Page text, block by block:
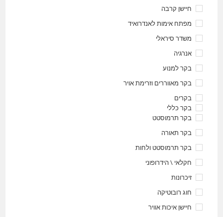
חיישן קרבה
מפתח אימות לאנדרואיד
משדר סיראלי
אנרגיה
בקר למנוע
בקר מאווררים וזרימת אויר
בקרים
בקר כללי
בקר תרמוסטט
בקר תאורה
בקר תרמוסטט ולחות
חקלאי \ הידרופוני
זיכרונות
חוג רובוטיקה
חיישן איכות אוויר